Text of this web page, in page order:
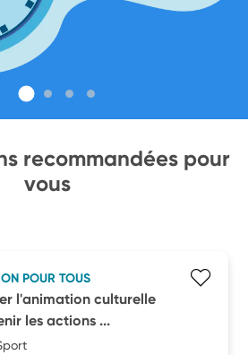
recommandées pour
vous
POUR TOUS
l'animation culturelle
les actions ...